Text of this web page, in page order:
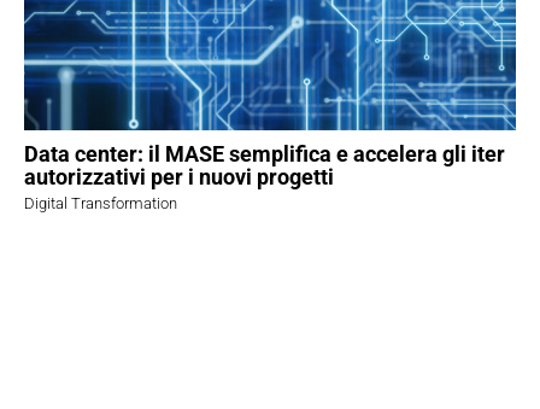
Data center: il MASE semplifica e accelera gli iter
autorizzativi per i nuovi progetti
Digital Transformation